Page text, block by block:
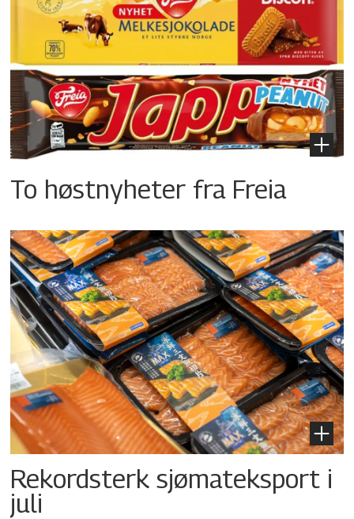
To høstnyheter fra Freia
Rekordsterk sjømateksport i
juli